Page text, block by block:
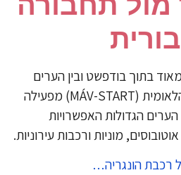
בתוך בודפשט ובין הערים
המרכזיות. רשת הרכבות הלאומית (MÁV-START) מפעילה
הגדולות האפשרויות
מוניות ורכבות עירוניות.
הונגריה…